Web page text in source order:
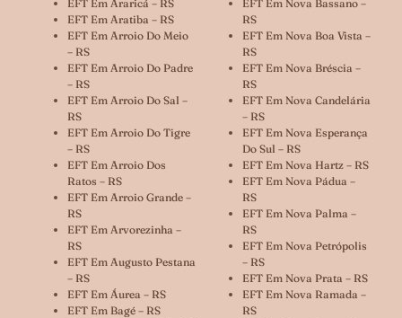
EFT Em Araricá – RS
EFT Em Aratiba – RS
EFT Em Arroio Do Meio
– RS
EFT Em Arroio Do Padre
– RS
EFT Em Arroio Do Sal –
RS
EFT Em Arroio Do Tigre
– RS
EFT Em Arroio Dos
Ratos – RS
EFT Em Arroio Grande –
RS
EFT Em Arvorezinha –
RS
EFT Em Augusto Pestana
– RS
EFT Em Áurea – RS
EFT Em Bagé – RS
EFT Em Nova Bassano –
RS
EFT Em Nova Boa Vista –
RS
EFT Em Nova Bréscia –
RS
EFT Em Nova Candelária
– RS
EFT Em Nova Esperança
Do Sul – RS
EFT Em Nova Hartz – RS
EFT Em Nova Pádua –
RS
EFT Em Nova Palma –
RS
EFT Em Nova Petrópolis
– RS
EFT Em Nova Prata – RS
EFT Em Nova Ramada –
RS